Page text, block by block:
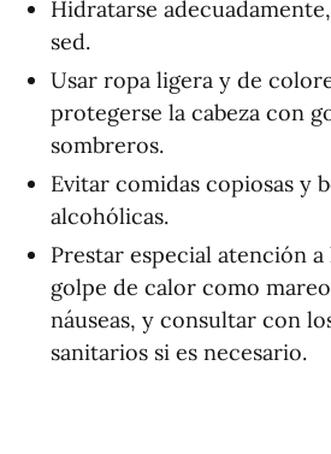
Hidratarse
sed.
Usar ropa ligera y de
protegerse la cabeza con
sombreros.
Evitar comidas copiosas y
alcohólicas.
Prestar especial atención
golpe de calor como
náuseas, y consultar con
sanitarios si es necesario.